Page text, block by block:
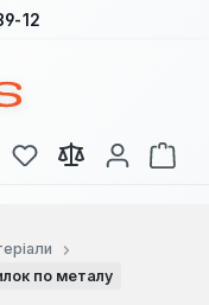
12
У вас є 0 у списку
по металу